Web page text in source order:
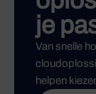
je
Van snelle
helpen